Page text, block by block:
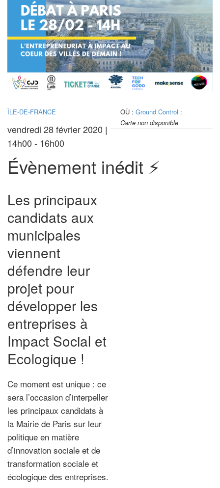
ÎLE-DE-FRANCE
vendredi 28 février 2020 |
14h00 - 16h00
Évènement inédit ⚡
Les principaux
candidats aux
municipales
viennent
défendre leur
projet pour
développer les
entreprises à
Impact Social et
Ecologique !
Ce moment est unique : ce
sera l’occasion d’interpeller
les principaux candidats à
la Mairie de Paris sur leur
politique en matière
d’innovation sociale et de
transformation sociale et
écologique des entreprises.
OÙ : Ground Control :
Carte non disponible